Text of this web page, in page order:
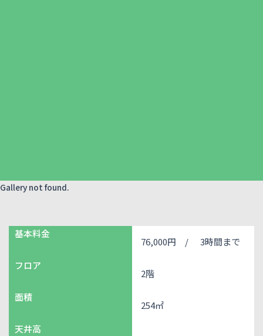
Gallery not found.
基本料金
76,000円 /
3時間まで
フロア
2階
面積
254㎡
天井高